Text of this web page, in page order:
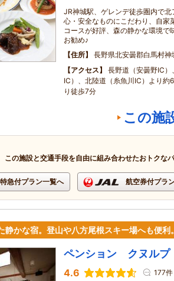
JR神城駅、ゲレンデ徒歩圏内で
心・安全なものにこだわり、自家
コースが好評、森の静かな環境
お勧め♪
住所
長野県北安曇郡白馬村神
アクセス
長野道（安曇野IC
IC）、北陸道（糸魚川IC）より約
り徒歩7分
この施
この施設と交通手段を自由に組み合わせたおトクな
急付プラン一覧へ 航空券付プラ
静かな宿。登山や八方尾根スキー場へも便利
ペンション クヌルプ
4.6 177件